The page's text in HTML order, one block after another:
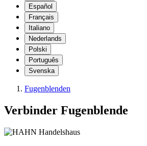
Español
Français
Italiano
Nederlands
Polski
Português
Svenska
Fugenblenden
Verbinder Fugenblende